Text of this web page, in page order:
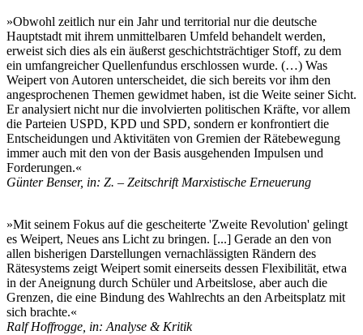
»Obwohl zeitlich nur ein Jahr und territorial nur die deutsche
Hauptstadt mit ihrem unmittelbaren Umfeld behandelt werden,
erweist sich dies als ein äußerst geschichtsträchtiger Stoff, zu dem
ein umfangreicher Quellenfundus erschlossen wurde. (…) Was
Weipert von Autoren unterscheidet, die sich bereits vor ihm den
angesprochenen Themen gewidmet haben, ist die Weite seiner Sicht.
Er analysiert nicht nur die involvierten politischen Kräfte, vor allem
die Parteien USPD, KPD und SPD, sondern er konfrontiert die
Entscheidungen und Aktivitäten von Gremien der Rätebewegung
immer auch mit den von der Basis ausgehenden Impulsen und
Forderungen.«
Günter Benser, in: Z. – Zeitschrift Marxistische Erneuerung
»Mit seinem Fokus auf die gescheiterte 'Zweite Revolution' gelingt
es Weipert, Neues ans Licht zu bringen. [...] Gerade an den von
allen bisherigen Darstellungen vernachlässigten Rändern des
Rätesystems zeigt Weipert somit einerseits dessen Flexibilität, etwa
in der Aneignung durch Schüler und Arbeitslose, aber auch die
Grenzen, die eine Bindung des Wahlrechts an den Arbeitsplatz mit
sich brachte.«
Ralf Hoffrogge, in: Analyse & Kritik